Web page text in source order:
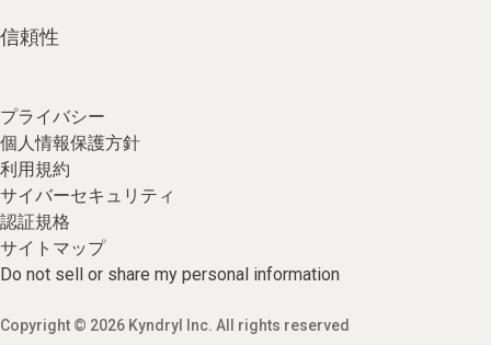
信頼性
プライバシー
個人情報保護方針
利用規約
サイバーセキュリティ
認証規格
サイトマップ
Do not sell or share my personal information
Copyright © 2026 Kyndryl Inc. All rights reserved